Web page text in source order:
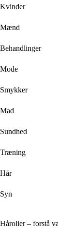
Kvinder
Mænd
Behandlinger
Mode
Smykker
Mad
Sundhed
Træning
Hår
Syn
Hårolier – forstå